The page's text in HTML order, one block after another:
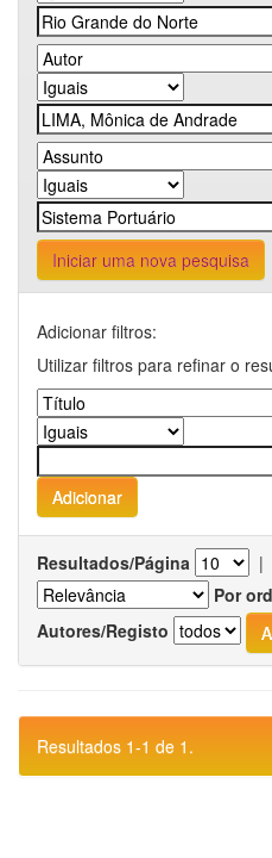
Iniciar uma nova pesquisa
Adicionar filtros:
Utilizar filtros para refinar o
Resultados/Página |
Por
Autores/Registo
Resultados 1-1 de 1.